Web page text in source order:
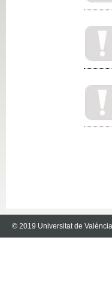
© 2019 Universitat de